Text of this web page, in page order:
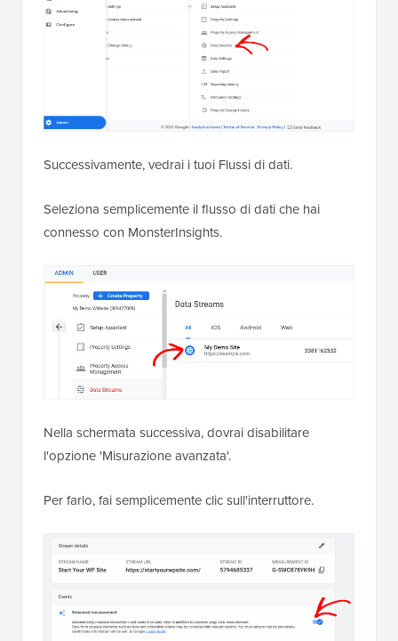
Successivamente, vedrai i tuoi Flussi di dati.
Seleziona semplicemente il flusso di dati che hai
connesso con MonsterInsights.
Nella schermata successiva, dovrai disabilitare
l'opzione 'Misurazione avanzata'.
Per farlo, fai semplicemente clic sull'interruttore.